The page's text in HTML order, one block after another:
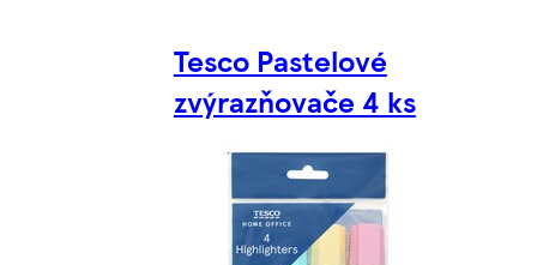
Tesco Pastelové
zvýrazňovače 4 ks